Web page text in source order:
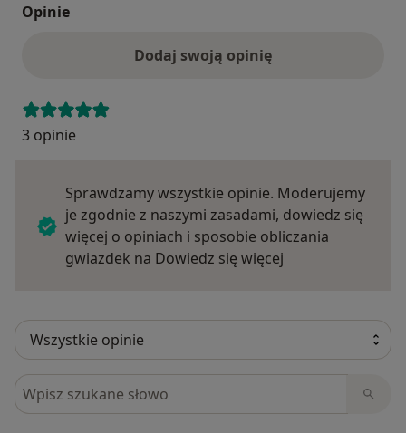
Opinie
Dodaj swoją opinię
3 opinie
Sprawdzamy wszystkie opinie. Moderujemy
je zgodnie z naszymi zasadami, dowiedz się
więcej o opiniach i sposobie obliczania
gwiazdek na Dowiedz się więcej
Szukaj w opiniach